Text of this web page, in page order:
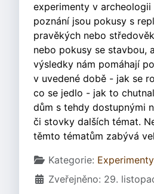
experimenty v archeologii
poznání jsou pokusy s
pravěkých nebo
nebo pokusy se stavbou,
výsledky nám pomáhají
v uvedené době - jak se
co se jedlo - jak to
dům s tehdy dostupnými
či stovky dalších témat.
těmto tématům zabývá
Základní údaje
Kategorie: Experimenty
Zveřejněno: 29.